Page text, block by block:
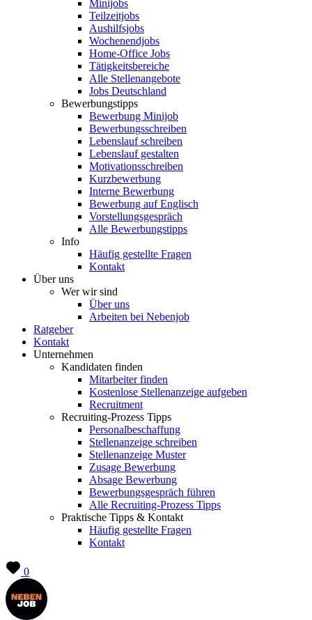
Minijobs
Teilzeitjobs
Aushilfsjobs
Wochenendjobs
Home-Office Jobs
Tätigkeitsbereiche
Alle Stellenangebote
Jobs Deutschland
Bewerbungstipps
Bewerbung Minijob
Bewerbungsschreiben
Lebenslauf schreiben
Lebenslauf gestalten
Motivationsschreiben
Kurzbewerbung
Interne Bewerbung
Bewerbung auf Englisch
Vorstellungsgespräch
Alle Bewerbungstipps
Info
Häufig gestellte Fragen
Kontakt
Über uns
Wer wir sind
Über uns
Arbeiten bei Nebenjob
Ratgeber
Kontakt
Unternehmen
Kandidaten finden
Mitarbeiter finden
Kostenlose Stellenanzeige aufgeben
Recruitment
Recruiting-Prozess Tipps
Personalbeschaffung
Stellenanzeige schreiben
Stellenanzeige Muster
Zusage Bewerbung
Absage Bewerbung
Bewerbungsgespräch führen
Alle Recruiting-Prozess Tipps
Praktische Tipps & Kontakt
Häufig gestellte Fragen
Kontakt
0